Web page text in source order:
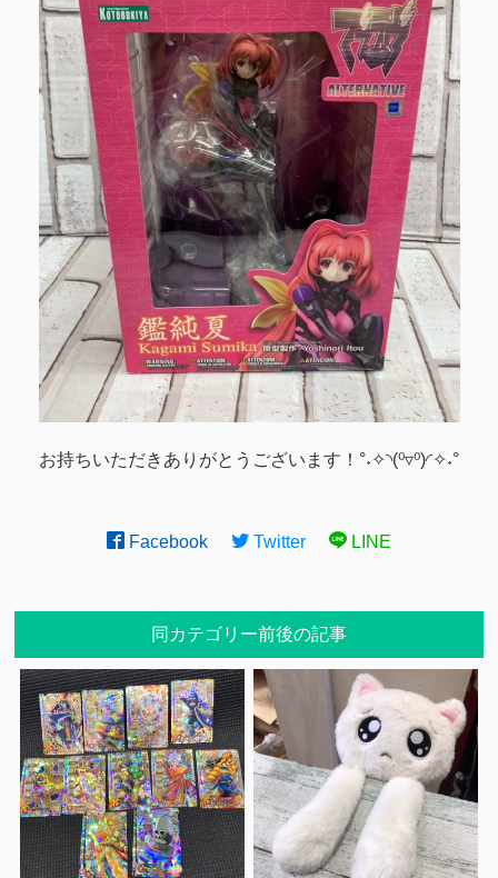
お持ちいただきありがとうございます！°˖✧◝(⁰▿⁰)◜✧˖°
Facebook Twitter LINE
同カテゴリー前後の記事